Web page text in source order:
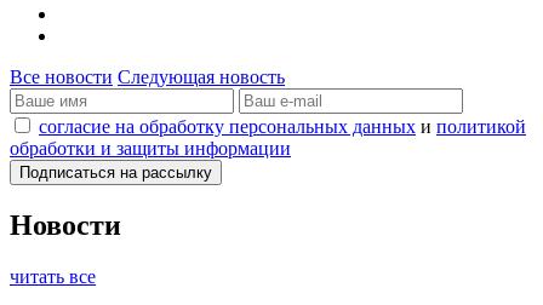
Все новости Следующая новость
согласие на обработку персональных данных и политикой
обработки и защиты информации
Новости
читать все